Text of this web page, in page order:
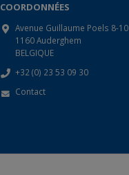
COORDONNÉES
Avenue Guillaume Poels 8-10
1160 Auderghem
BELGIQUE
+32 (0) 23 53 09 30
Contact